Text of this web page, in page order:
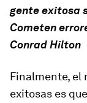
gente exitosa
Cometen
Conrad Hilton
Finalmente, el
exitosas es